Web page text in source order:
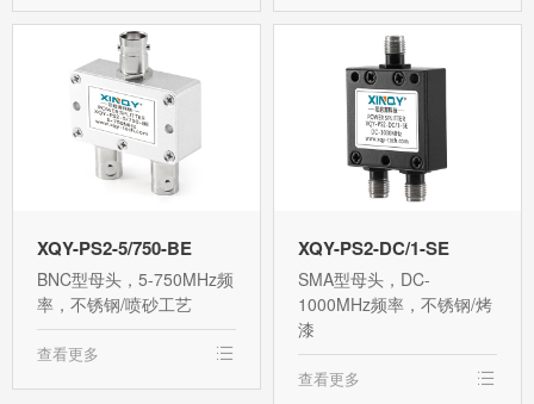
XQY-PS2-5/750-BE
BNC型母头，5-750MHz频
率，不锈钢/喷砂工艺
查看更多
XQY-PS2-DC/1-SE
SMA型母头，DC-
1000MHz频率，不锈钢/烤
漆
查看更多